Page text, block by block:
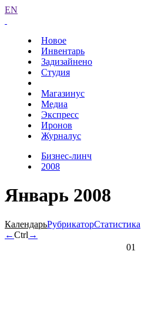
EN
Новое
Инвентарь
Задизайнено
Студия
Магазинус
Медиа
Экспресс
Иронов
Журналус
Бизнес-линч
2008
Январь 2008
КалендарьРубрикаторСтатистика
←Ctrl →
01